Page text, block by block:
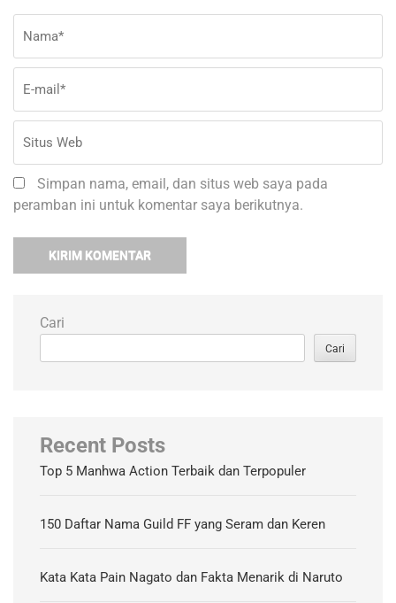
Simpan nama, email, dan situs web saya pada
peramban ini untuk komentar saya berikutnya.
Cari
Cari
Recent Posts
Top 5 Manhwa Action Terbaik dan Terpopuler
150 Daftar Nama Guild FF yang Seram dan Keren
Kata Kata Pain Nagato dan Fakta Menarik di Naruto